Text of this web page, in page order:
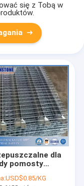
się z Tobą w
dla
pomosty
paletowych
USD$0.85/KG